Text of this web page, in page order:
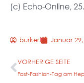
(c) Echo-Online,
burkert Januar
VORHERIGE SEITE
Fast-Fashion-Tag am